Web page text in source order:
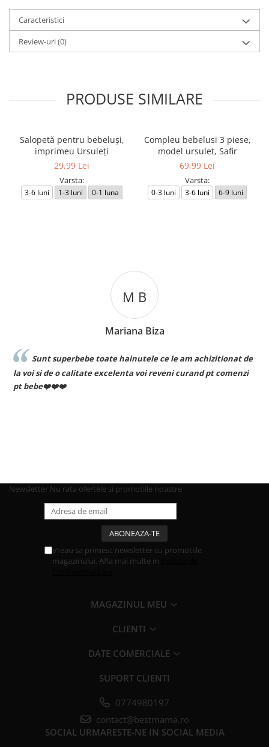
Caracteristici
Review-uri(0)
PRODUSE SIMILARE
Salopetă pentru bebeluși,
imprimeu Ursuleți
29,99 Lei
Varsta:
3-6 luni 1-3 luni 0-1 luna
Compleu bebelusi 3 piese,
model ursulet, Safir
69,99 Lei
Varsta:
0-3 luni 3-6 luni 6-9 luni
M B
Mariana Biza
Sunt superbebe toate hainutele ce le am achizitionat de
la voi si de o calitate excelenta voi reveni curand pt comenzi
pt bebe❤️❤️❤️
Newsletter Nu rata ofertele si promotiile noastre
Vreau sa primesc newsletter cu promotiile
magazinului. Afla mai multe in
MAGAZINUL MEU
CLIENTI
DATE COMERCIALE
SUPORT CLIENTI
0774980197
contact@bestmama.ro
SOCIAL URMARESTE-NE IN SOCIAL MEDIA